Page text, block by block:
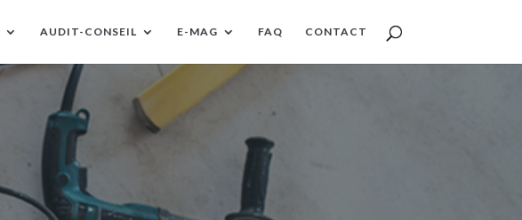
AUDIT-CONSEIL E-MAG FAQ CONTACT